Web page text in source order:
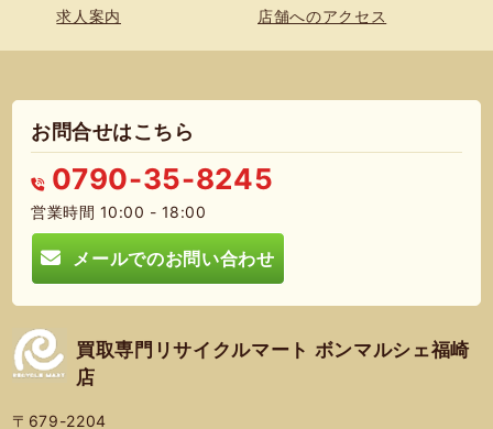
求人案内 店舗へのアクセス
お問合せはこちら
0790-35-8245
営業時間 10:00 - 18:00
メールでのお問い合わせ
買取専門リサイクルマート ボンマルシェ福崎
店
〒679-2204